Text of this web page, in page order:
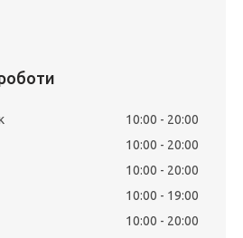
10:00
20:00
10:00
20:00
10:00
20:00
10:00
19:00
10:00
20:00